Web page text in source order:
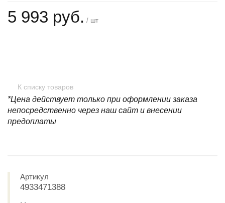
5 993 руб. / шт
К списку товаров
*Цена действует только при оформлении заказа
непосредственно через наш сайт и внесении
предоплаты
Артикул
4933471388